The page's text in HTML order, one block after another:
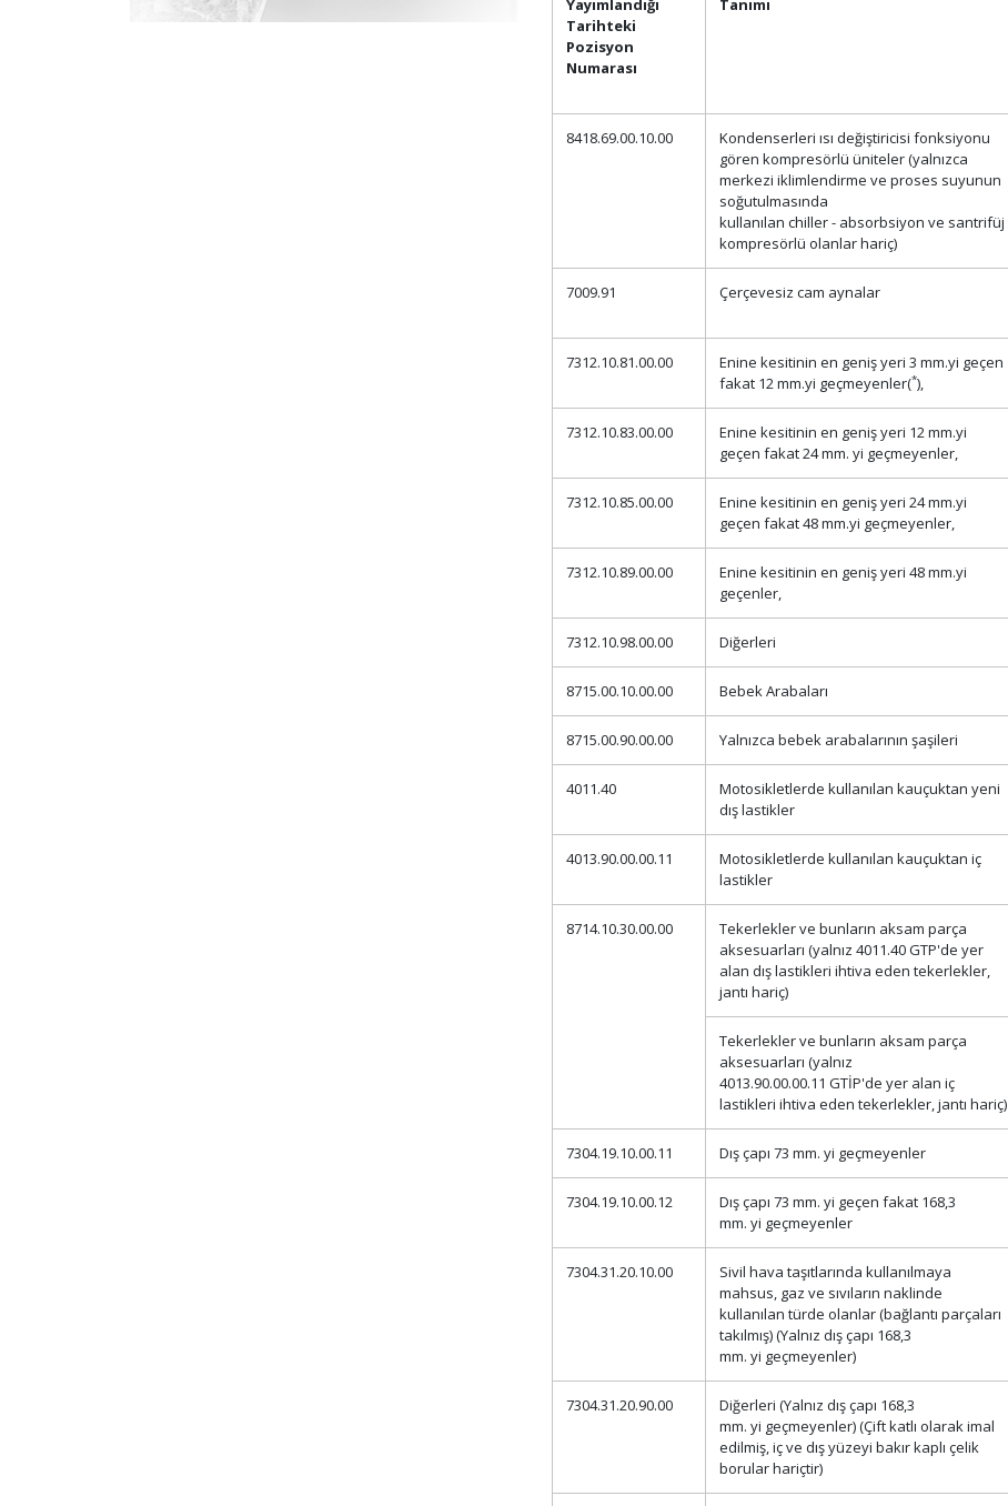
Yayımlandığı
Tarihteki
Pozisyon
Numarası
Tanımı
8418.69.00.10.00
Kondenserleri ısı değiştiricisi fonksiyonu
gören kompresörlü üniteler (yalnızca
merkezi iklimlendirme ve proses suyunun
soğutulmasında
kullanılan chiller - absorbsiyon ve santrifüj
kompresörlü olanlar hariç)
7009.91 Çerçevesiz cam aynalar
7312.10.81.00.00
Enine kesitinin en geniş yeri 3 mm.yi geçen
fakat 12 mm.yi geçmeyenler(*),
7312.10.83.00.00
Enine kesitinin en geniş yeri 12 mm.yi
geçen fakat 24 mm. yi geçmeyenler,
7312.10.85.00.00
Enine kesitinin en geniş yeri 24 mm.yi
geçen fakat 48 mm.yi geçmeyenler,
7312.10.89.00.00
Enine kesitinin en geniş yeri 48 mm.yi
geçenler,
7312.10.98.00.00 Diğerleri
8715.00.10.00.00 Bebek Arabaları
8715.00.90.00.00 Yalnızca bebek arabalarının şaşileri
4011.40
Motosikletlerde kullanılan kauçuktan yeni
dış lastikler
4013.90.00.00.11
Motosikletlerde kullanılan kauçuktan iç
lastikler
8714.10.30.00.00
Tekerlekler ve bunların aksam parça
aksesuarları (yalnız 4011.40 GTP'de yer
alan dış lastikleri ihtiva eden tekerlekler,
jantı hariç)
Tekerlekler ve bunların aksam parça
aksesuarları (yalnız
4013.90.00.00.11 GTİP'de yer alan iç
lastikleri ihtiva eden tekerlekler, jantı hariç)
7304.19.10.00.11 Dış çapı 73 mm. yi geçmeyenler
7304.19.10.00.12
Dış çapı 73 mm. yi geçen fakat 168,3
mm. yi geçmeyenler
7304.31.20.10.00
Sivil hava taşıtlarında kullanılmaya
mahsus, gaz ve sıvıların naklinde
kullanılan türde olanlar (bağlantı parçaları
takılmış) (Yalnız dış çapı 168,3
mm. yi geçmeyenler)
7304.31.20.90.00
Diğerleri (Yalnız dış çapı 168,3
mm. yi geçmeyenler) (Çift katlı olarak imal
edilmiş, iç ve dış yüzeyi bakır kaplı çelik
borular hariçtir)